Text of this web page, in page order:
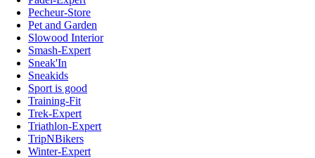
Pecheur-Store
Pet and Garden
Slowood Interior
Smash-Expert
Sneak'In
Sneakids
Sport is good
Training-Fit
Trek-Expert
Triathlon-Expert
TripNBikers
Winter-Expert